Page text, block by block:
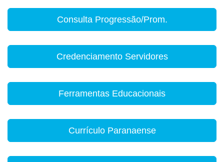
Consulta Progressão/Prom.
Credenciamento Servidores
Ferramentas Educacionais
Currículo Paranaense